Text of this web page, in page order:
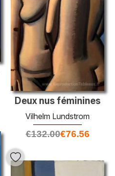
Deux nus féminines
Vilhelm Lundstrom
€132.00€76.56